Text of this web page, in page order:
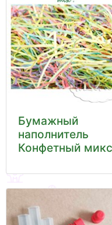
Бумажный
наполнитель
Конфетный микс